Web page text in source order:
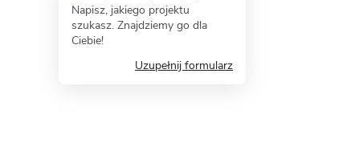
Napisz, jakiego projektu
szukasz. Znajdziemy go dla
Ciebie!
Uzupełnij formularz